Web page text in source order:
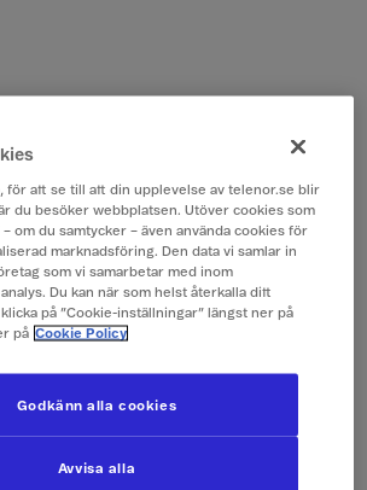
för att se till att din upplevelse av telenor.se blir
du besöker webbplatsen. Utöver cookies som
om du samtycker – även använda cookies för
marknadsföring. Den data vi samlar in
som vi samarbetar med inom
Du kan när som helst återkalla ditt
på ”Cookie-inställningar” längst ner på
på Cookie Policy
Avvisa alla
Godkänn alla cookies